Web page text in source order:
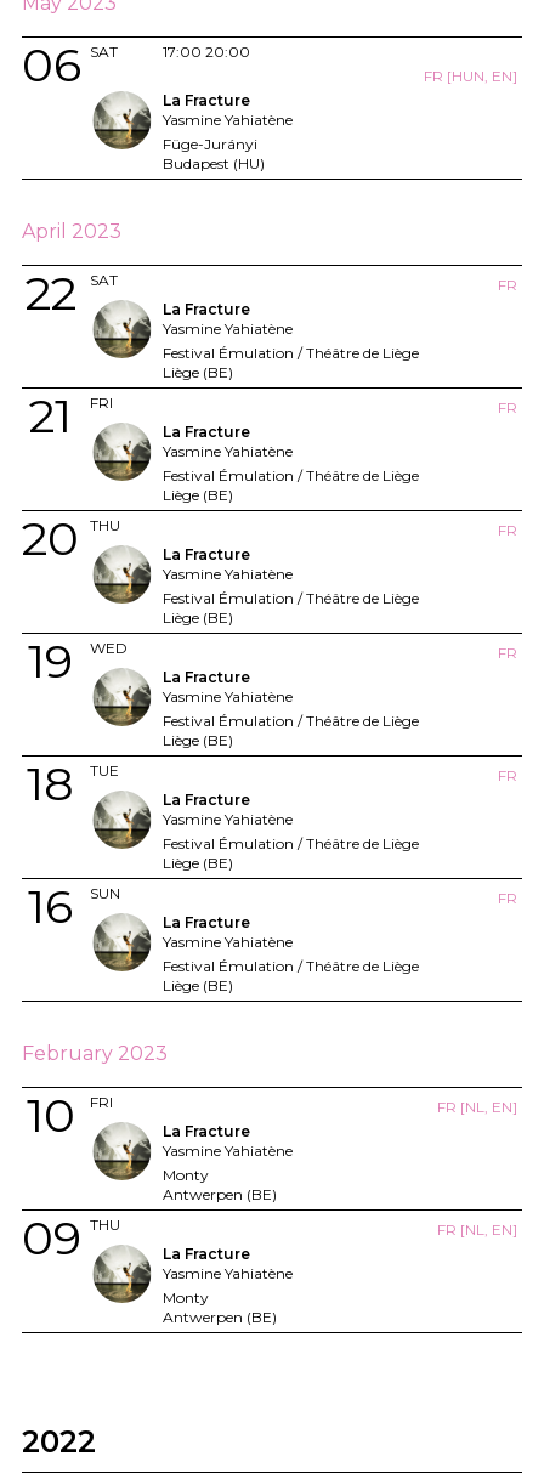
SAT
06 17:00 20:00
FR [HUN, EN]
La Fracture
Yasmine Yahiatène
Füge-Jurányi
Budapest (HU)
April 2023
SAT
22
FR
La Fracture
Yasmine Yahiatène
Festival Émulation / Théâtre de Liège
Liège (BE)
FRI
21
FR
La Fracture
Yasmine Yahiatène
Festival Émulation / Théâtre de Liège
Liège (BE)
THU
20
FR
La Fracture
Yasmine Yahiatène
Festival Émulation / Théâtre de Liège
Liège (BE)
WED
19
FR
La Fracture
Yasmine Yahiatène
Festival Émulation / Théâtre de Liège
Liège (BE)
TUE
18
FR
La Fracture
Yasmine Yahiatène
Festival Émulation / Théâtre de Liège
Liège (BE)
SUN
16
FR
La Fracture
Yasmine Yahiatène
Festival Émulation / Théâtre de Liège
Liège (BE)
February 2023
FRI
10
FR [NL, EN]
La Fracture
Yasmine Yahiatène
Monty
Antwerpen (BE)
THU
09
FR [NL, EN]
La Fracture
Yasmine Yahiatène
Monty
Antwerpen (BE)
2022